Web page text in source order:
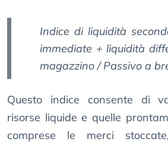
Indice di liquidità
immediate + liquidità
magazzino / Passivo a
Questo indice consente di
risorse liquide e quelle
comprese le merci